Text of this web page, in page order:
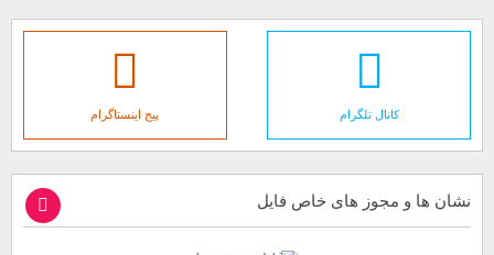
کانال تلگرام پیج اینستاگرام
نشان ها و مجوز های خاص فایل